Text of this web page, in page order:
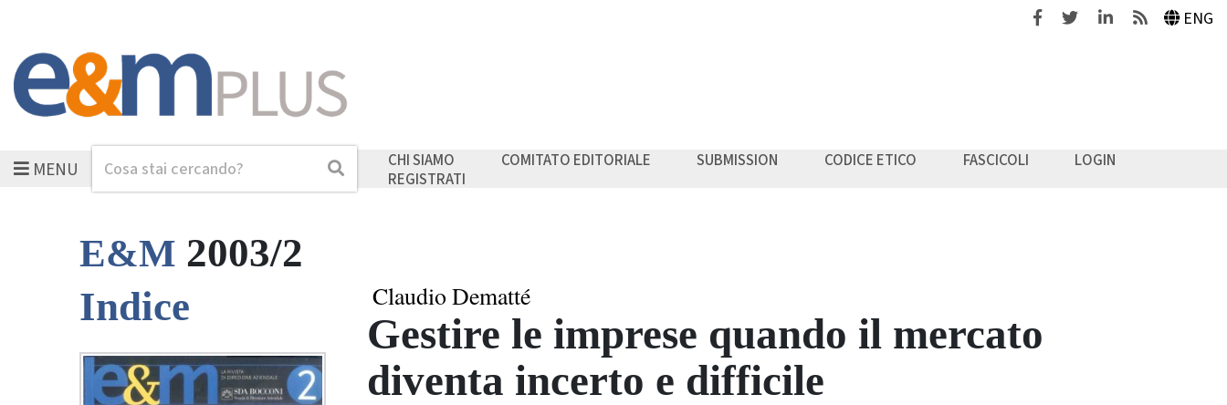
FacebookTwitterLinkedinFeeds ENG
MENUCerca Cerca CHI SIAMO COMITATO EDITORIALE SUBMISSION CODICE ETICO FASCICOLI
LOGIN
REGISTRATI
E&M 2003/2
Indice
Claudio Dematté
Gestire le imprese quando il mercato
diventa incerto e difficile